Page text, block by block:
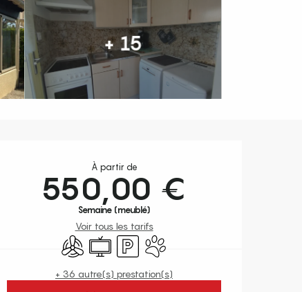
+ 15
Ouverture et coordonnées
À partir de
550,00 €
Semaine (meublé)
Voir tous les tarifs
Air conditionné
Télévision
ParkingAnimaux acceptés
+ 36 autre(s) prestation(s)